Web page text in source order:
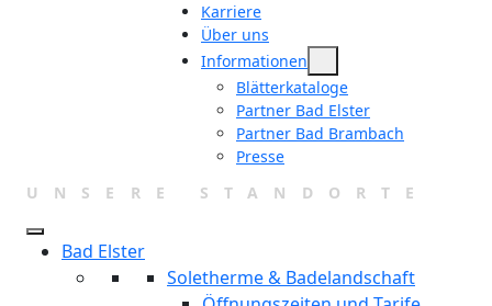
Karriere
Über uns
Informationen
Blätterkataloge
Partner Bad Elster
Partner Bad Brambach
Presse
UNSERE STANDORTE
Bad Elster
Soletherme & Badelandschaft